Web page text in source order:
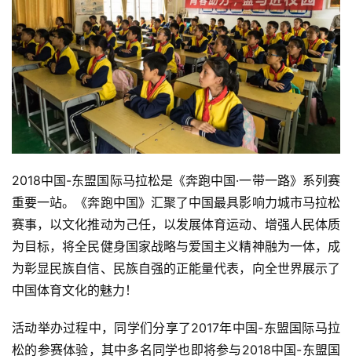
2018中国-东盟国际马拉松是《奔跑中国·一带一路》系列赛
重要一站。《奔跑中国》汇聚了中国最具影响力城市马拉松
赛事，以文化推动为己任，以发展体育运动、增强人民体质
为目标，将全民健身国家战略与爱国主义精神融为一体，成
为彰显民族自信、民族自强的正能量代表，向全世界展示了
中国体育文化的魅力！
活动举办过程中，同学们分享了2017年中国-东盟国际马拉
松的参赛体验，其中多名同学也即将参与2018中国-东盟国